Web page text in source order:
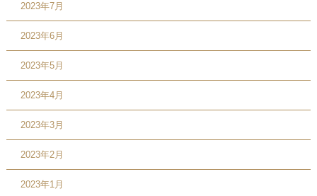
2023年7月
2023年6月
2023年5月
2023年4月
2023年3月
2023年2月
2023年1月